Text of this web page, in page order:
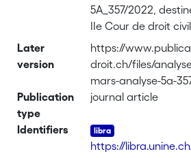
5A_357/2022,
IIe Cour de droit
novembre 2023
Later
version
https://
droit.ch/files/
mars-analyse-5a-
Publication
type
journal article
Identifiers
https://